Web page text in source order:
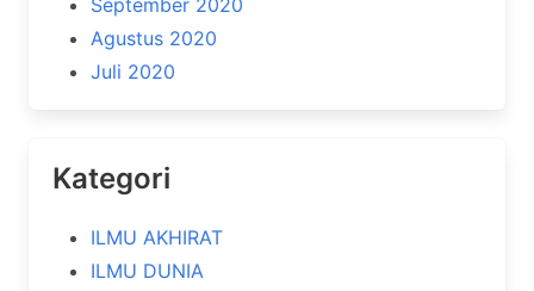
September 2020
Agustus 2020
Juli 2020
Kategori
ILMU AKHIRAT
ILMU DUNIA